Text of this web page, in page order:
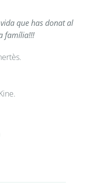
que has donat al
família!!!